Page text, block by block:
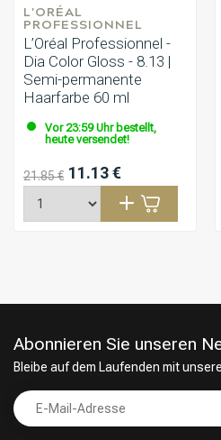
L'ORÉAL
PROFESSIONNEL
L’Oréal Professionnel -
Dia Color Gloss - 8.13 |
Semi-permanente
Haarfarbe 60 ml
Vor 23:59 Uhr bestellt,
heute versendet!
21.85 € 11.13 €
Abonnieren Sie unseren
Bleibe auf dem Laufenden mit